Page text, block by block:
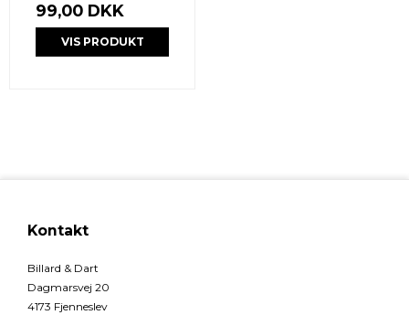
99,00 DKK
VIS PRODUKT
Kontakt
Billard & Dart
Dagmarsvej 20
4173 Fjenneslev